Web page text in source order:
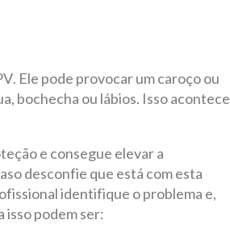
Ele pode provocar um caroço ou
bochecha ou lábios. Isso acontece
e consegue elevar a
desconfie que está com esta
identifique o problema e,
isso podem ser: